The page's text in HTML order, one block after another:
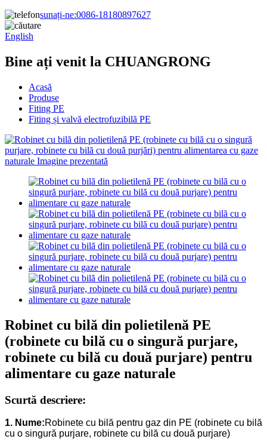
sunați-ne:0086-18180897627
English
Bine ați venit la CHUANGRONG
Acasă
Produse
Fiting PE
Fiting și valvă electrofuzibilă PE
Robinet cu bilă din polietilenă PE
(robinete cu bilă cu o singură purjare,
robinete cu bilă cu două purjare) pentru
alimentare cu gaze naturale
Scurtă descriere:
1. Nume:Robinete cu bilă pentru gaz din PE (robinete cu bilă
cu o singură purjare, robinete cu bilă cu două purjare)